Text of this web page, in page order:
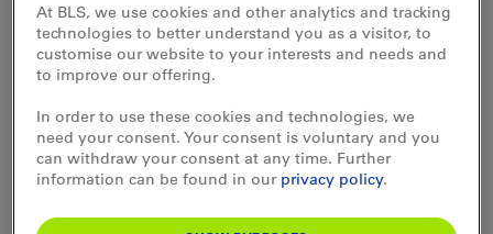
Gutes Geschäftsjahr für die
BLS-Schifffahrt
Die BLS-Schifffahrt hat 2015 auf dem
Thuner- und Brienzersee 1,03 Millionen
Personen und damit mehr Passagiere
transportiert als im Vorjahr. Sie erzielt ein
At BLS, we use cookies and other analytics and tracking
technologies to better understand you as a visitor, to
customise our website to your interests and needs and
to improve our offering.
In order to use these cookies and technologies, we
need your consent. Your consent is voluntary and you
can withdraw your consent at any time. Further
information can be found in our privacy policy.